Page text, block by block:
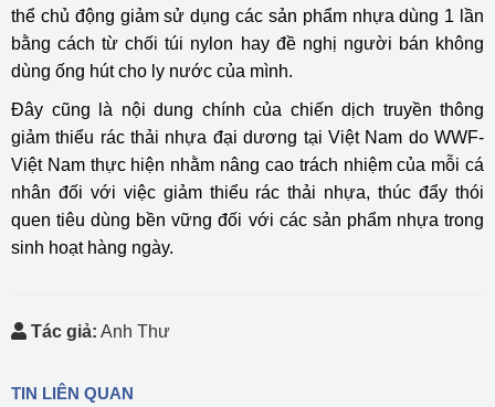
thể chủ động giảm sử dụng các sản phẩm nhựa dùng 1 lần
bằng cách từ chối túi nylon hay đề nghị người bán không
dùng ống hút cho ly nước của mình.
Đây cũng là nội dung chính của chiến dịch truyền thông
giảm thiểu rác thải nhựa đại dương tại Việt Nam do WWF-
Việt Nam thực hiện nhằm nâng cao trách nhiệm của mỗi cá
nhân đối với việc giảm thiểu rác thải nhựa, thúc đẩy thói
quen tiêu dùng bền vững đối với các sản phẩm nhựa trong
sinh hoạt hàng ngày.
Tác giả: Anh Thư
TIN LIÊN QUAN